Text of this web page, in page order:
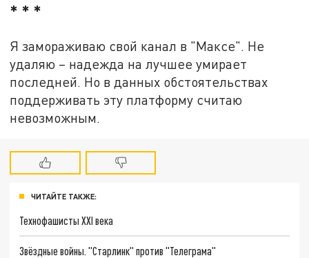
* * *
Я замораживаю свой канал в "Максе". Не
удаляю – надежда на лучшее умирает
последней. Но в данных обстоятельствах
поддерживать эту платформу считаю
невозможным.
ЧИТАЙТЕ ТАКЖЕ:
Технофашисты XXI века
Звёздные войны. "Старлинк" против "Телеграма"